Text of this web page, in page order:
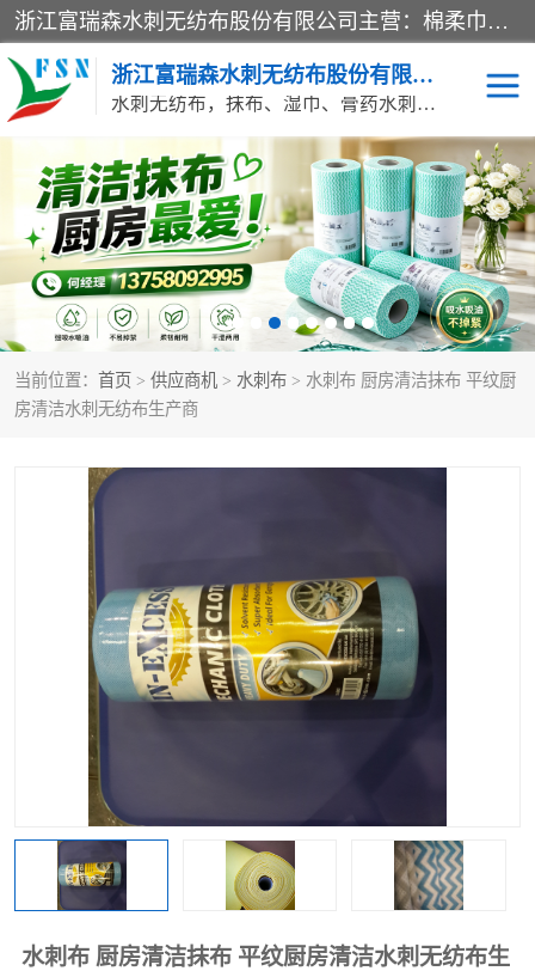
浙江富瑞森水刺无纺布股份有限公司主营：棉柔巾水刺无纺布、水刺布、水刺无纺布、膏药水刺无纺布、清洁抹布、湿巾、针刺无纺布、珍珠纹水刺无纺布、无纺布清洁抹布等产品。浙江富瑞森水刺无纺布股份有限公司积倡导由工程师全面负责生产工艺、产品质量检测的管理模式，通过ISO9001质量体系认证。
浙江富瑞森水刺无纺布股份有限公司
水刺无纺布，抹布、湿巾、膏药水刺无纺布、棉柔巾水刺无纺布、水刺布
当前位置： 首页 > 供应商机 > 水刺布 > 水刺布 厨房清洁抹布 平纹厨
房清洁水刺无纺布生产商
水刺布 厨房清洁抹布 平纹厨房清洁水刺无纺布生
水刺布 巴布贴水刺布
PVC革基布 无纺布清洁抹布
防护口罩帽子床单 抗菌等功能性产品
多种清洁尘掸 珍珠纹水刺无纺布
膏药水刺无纺布
水刺无纺布 地拖布
懒人抹布 清洁抹布